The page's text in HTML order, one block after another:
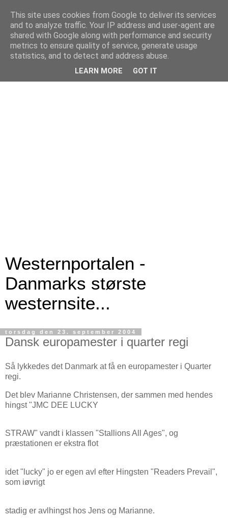
Westernportalen -
Danmarks største
westernsite...
torsdag den 23. september 2004
Dansk europamester i quarter regi
Så lykkedes det Danmark at få en europamester i Quarter
regi.
Det blev Marianne Christensen, der sammen med hendes
hingst "JMC DEE LUCKY
STRAW" vandt i klassen "Stallions All Ages", og
præstationen er ekstra flot
idet "lucky" jo er egen avl efter Hingsten "Readers Prevail",
som iøvrigt
stadig er avlhingst hos Jens og Marianne.
This site uses cookies from Google to deliver its services
and to analyze traffic. Your IP address and user-agent are
shared with Google along with performance and security
metrics to ensure quality of service, generate usage
statistics, and to detect and address abuse.
LEARN MORE GOT IT